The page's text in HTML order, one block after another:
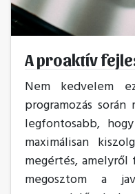
A proaktív
Nem kedvelem
programozás
legfontosabb,
maximálisan
megértés,
megosztom a